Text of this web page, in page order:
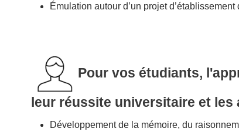
Émulation autour d’un projet d’établissement
Pour vos étudiants,
leur réussite universitaire et
Développement de la mémoire, du